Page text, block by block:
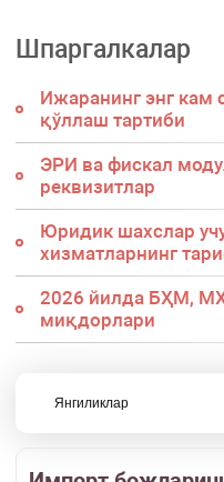
Шпаргалкалар
Ижаранинг энг кам
қўллаш тартиби
ЭРИ ва фискал
реквизитлар
Юридик шахслар
хизматларнинг
2026 йилда БҲМ,
миқдорлари
Янгиликлар